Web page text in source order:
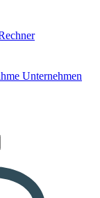
Unternehmen